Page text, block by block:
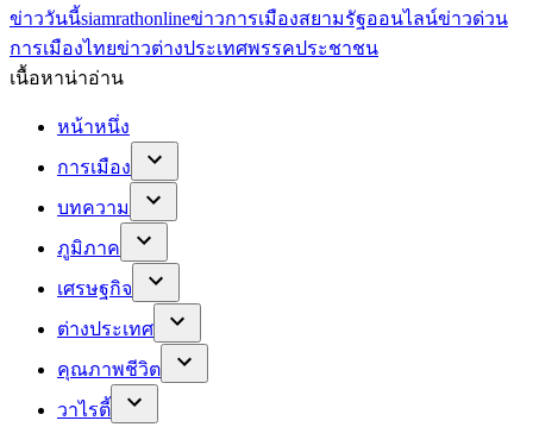
ข่าววันนี้siamrathonlineข่าวการเมืองสยามรัฐออนไลน์ข่าวด่วน
การเมืองไทยข่าวต่างประเทศพรรคประชาชน
เนื้อหาน่าอ่าน
หน้าหนึ่ง
การเมือง
บทความ
ภูมิภาค
เศรษฐกิจ
ต่างประเทศ
คุณภาพชีวิต
วาไรตี้